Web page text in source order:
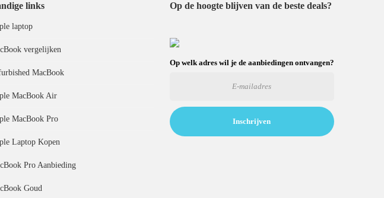
links
laptop
vergelijken
MacBook
MacBook Air
MacBook Pro
Laptop Kopen
Pro Aanbieding
Goud
Op de hoogte blijven van de beste deals?
Op welk adres wil je de aanbiedingen ontvangen?